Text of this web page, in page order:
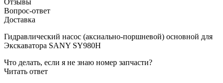
Вопрос-ответ
Доставка
Гидравлический насос (аксиально-поршневой) основной для
Экскаватора SANY SY980H
Что делать, если я не знаю номер запчасти?
Читать ответ